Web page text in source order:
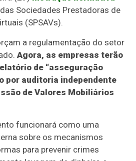
Sociedades Prestadoras de
(SPSAVs).
a regulamentação do setor
Agora, as empresas terão
de “asseguração
por auditoria independente
de Valores Mobiliários
funcionará como uma
sobre os mecanismos
para prevenir crimes